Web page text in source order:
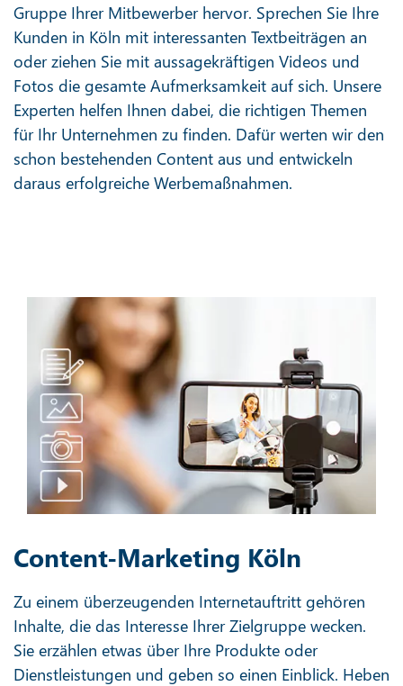
Gruppe Ihrer Mitbewerber hervor. Sprechen Sie Ihre
Kunden in Köln mit interessanten Textbeiträgen an
oder ziehen Sie mit aussagekräftigen Videos und
Fotos die gesamte Aufmerksamkeit auf sich. Unsere
Experten helfen Ihnen dabei, die richtigen Themen
für Ihr Unternehmen zu finden. Dafür werten wir den
schon bestehenden Content aus und entwickeln
daraus erfolgreiche Werbemaßnahmen.
Content-Marketing Köln
Zu einem überzeugenden Internetauftritt gehören
Inhalte, die das Interesse Ihrer Zielgruppe wecken.
Sie erzählen etwas über Ihre Produkte oder
Dienstleistungen und geben so einen Einblick. Heben